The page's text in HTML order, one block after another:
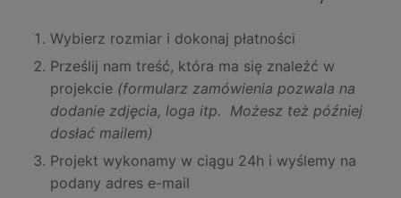
Wybierz rozmiar i dokonaj płatności
Prześlij nam treść, która ma się znaleźć w
projekcie (formularz zamówienia pozwala na
dodanie zdjęcia, loga itp. Możesz też później
dosłać mailem)
Projekt wykonamy w ciągu 24h i wyślemy na
podany adres e-mail